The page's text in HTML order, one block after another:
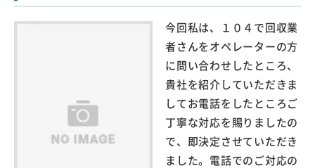
今回私は、１０４で回収業
者さんをオペレーターの方
に問い合わせしたところ、
貴社を紹介していただきま
してお電話をしたところご
丁寧な対応を賜りましたの
で、即決定させていただき
ました。電話でのご対応の